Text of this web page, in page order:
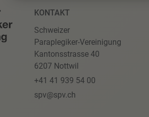
KONTAKT
Schweizer
Paraplegiker-Vereinigung
Kantonsstrasse 40
6207 Nottwil
+41 41 939 54 00
spv@spv.ch